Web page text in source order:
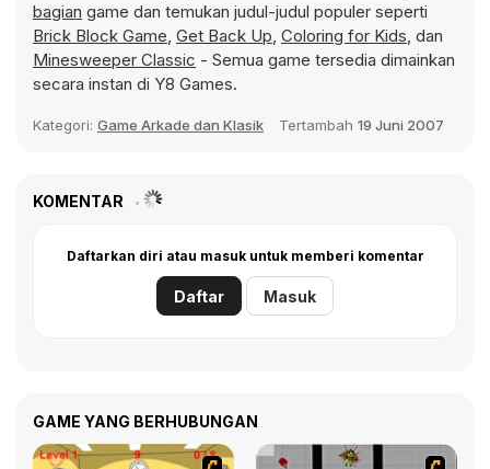
bagian game dan temukan judul-judul populer seperti
Brick Block Game, Get Back Up, Coloring for Kids, dan
Minesweeper Classic - Semua game tersedia dimainkan
secara instan di Y8 Games.
Kategori: Game Arkade dan Klasik Tertambah 19 Juni 2007
KOMENTAR
Daftarkan diri atau masuk untuk memberi komentar
Daftar Masuk
GAME YANG BERHUBUNGAN